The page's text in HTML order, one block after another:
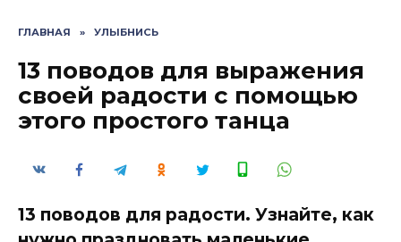
ГЛАВНАЯ » УЛЫБНИСЬ
13 поводов для выражения
своей радости с помощью
этого простого танца
13 поводов для радости. Узнайте, как